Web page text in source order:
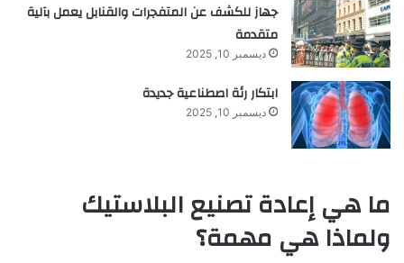
جهاز للكشف عن المتفجرات والقنابل يعمل بآلية
متقدمة
ديسمبر 10, 2025
ابتكار رئة اصطناعية جديدة
ديسمبر 10, 2025
ما هي إعادة تصنيع البلاستيك
ولماذا هي مهمة؟